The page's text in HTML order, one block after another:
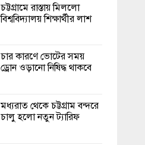
চট্টগ্রামে রাস্তায় মিললো
বিশ্ববিদ্যালয় শিক্ষার্থীর লাশ
চার কারণে ভোটের সময়
ড্রোন ওড়ানো নিষিদ্ধ থাকবে
মধ্যরাত থেকে চট্টগ্রাম বন্দরে
চালু হলো নতুন ট্যারিফ